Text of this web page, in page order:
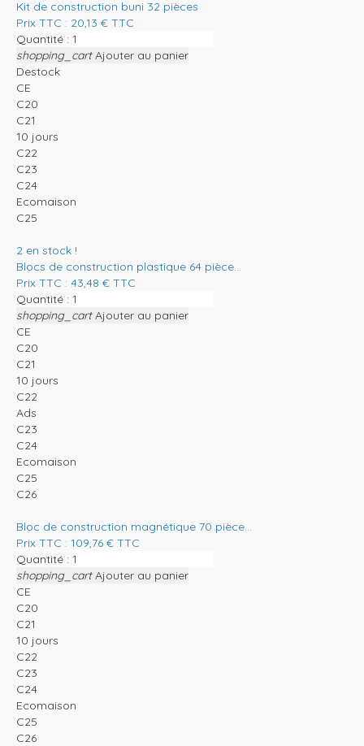
Kit de construction buni 32 pièces
Prix TTC : 20,13 € TTC
Quantité :
shopping_cart Ajouter au panier
Destock
CE
C20
C21
10 jours
C22
C23
C24
Ecomaison
C25
2 en stock !
Blocs de construction plastique 64 pièce...
Prix TTC : 43,48 € TTC
Quantité :
shopping_cart Ajouter au panier
CE
C20
C21
10 jours
C22
Ads
C23
C24
Ecomaison
C25
C26
Bloc de construction magnétique 70 pièce...
Prix TTC : 109,76 € TTC
Quantité :
shopping_cart Ajouter au panier
CE
C20
C21
10 jours
C22
C23
C24
Ecomaison
C25
C26